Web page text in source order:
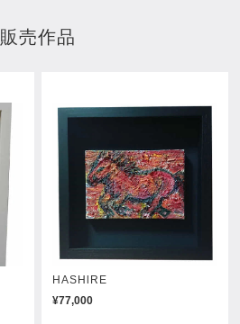
販売作品
HASHlRE
¥77,000